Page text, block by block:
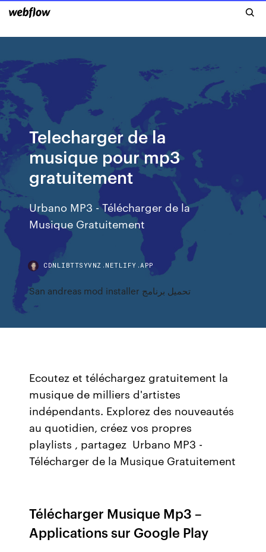
Telecharger de la
musique pour mp3
gratuitement
Urbano MP3 - Télécharger de la
Musique Gratuitement
CDNLIBTTSYVNZ.NETLIFY.APP
San andreas mod installer تحميل برنامج
Ecoutez et téléchargez gratuitement la
musique de milliers d'artistes
indépendants. Explorez des nouveautés
au quotidien, créez vos propres
playlists , partagez Urbano MP3 -
Télécharger de la Musique Gratuitement
Télécharger Musique Mp3 –
Applications sur Google Play